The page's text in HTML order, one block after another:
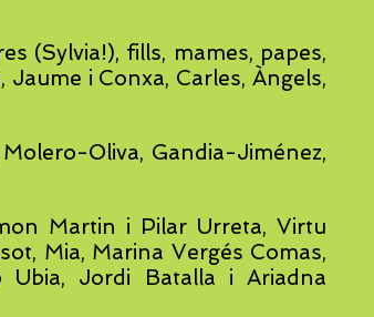
(Sylvia!), fills, mames, papes,
i Conxa, Carles, Àngels,
Oliva, Gandia-Jiménez,
Martin i Pilar Urreta, Virtu
Mia, Marina Vergés Comas,
Ubia, Jordi Batalla i Ariadna